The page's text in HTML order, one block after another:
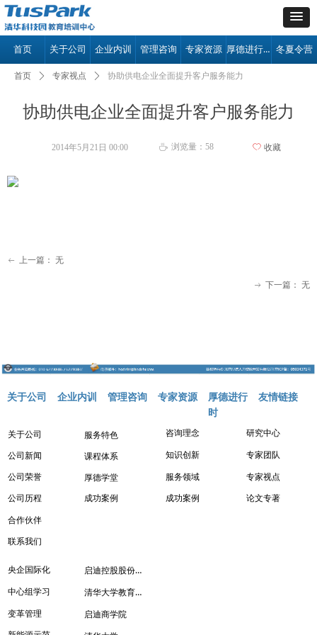
首页 关于公司 企业内训 管理咨询 专家资源 厚德进行时 冬夏令营
协助供电企业全面提升客户服务能力
首页 ꄲ 专家视点 ꄲ 协助供电企业全面提升客户服务能力
2014年5月21日 00:00 ꄘ 浏览量： 58 ꄀ 收藏
ꂃ 上一篇： 无
ꁹ 下一篇： 无
关于公司 企业内训 管理咨询 专家资源
厚德进行
时
友情链接
关于公司
公司新闻
公司荣誉
公司历程
合作伙伴
联系我们
服务特色
课程体系
厚德学堂
成功案例
咨询理念
知识创新
服务领域
成功案例
研究中心
专家团队
专家视点
论文专著
央企国际化
中心组学习
变革管理
启迪控股股份有限公司
清华大学教育培训管理处
启迪商学院